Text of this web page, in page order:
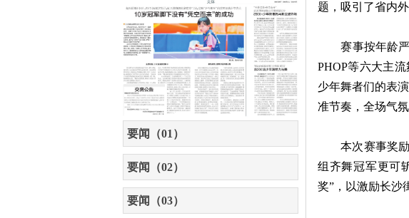
要闻（01）
要闻（02）
要闻（03）
题，吸引了省内
赛事按年龄严
PHOP等六大主
少年舞者们的表
准节奏，全场气氛
本次赛事奖励
组齐舞冠军更可
奖”，以激励长沙